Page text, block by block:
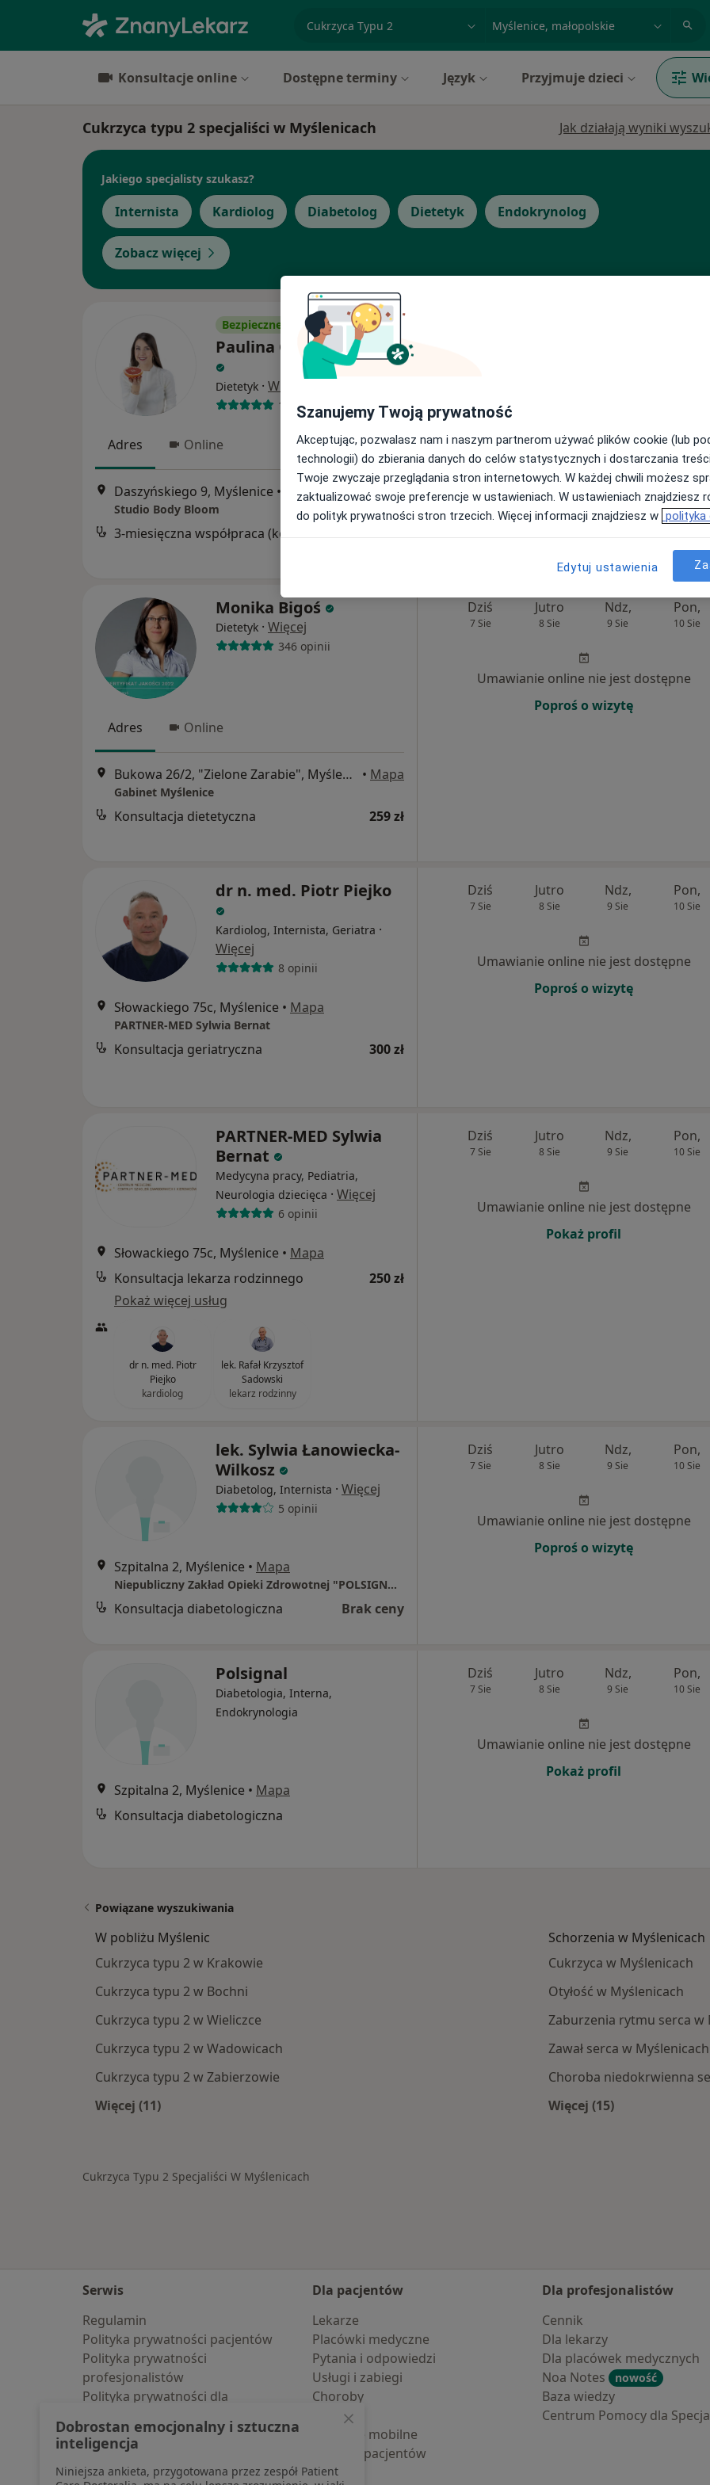
specjalizacja, badanie lub nazwiskomiasto lub dzielnica
Konsultacje online Dostępne terminy Język Przyjmuje dzieci
Cukrzyca typu 2 specjaliści w Myślenicach Jak działają wyniki
Jakiego specjalisty szukasz?
Internista Kardiolog Diabetolog Dietetyk Endokrynolog
Zobacz więcej
Bezpieczne płatności
Paulina Guzik-Krzystek
Dietetyk · Więcej
177 opinii
Adres Online
Daszyńskiego 9, Myślenice • Mapa
Studio Body Bloom
Monika Bigoś
Dietetyk · Więcej
346 opinii
Adres Online
Bukowa 26/2, "Zielone Zarabie", Myślenice • Mapa
Gabinet Myślenice
Konsultacja dietetyczna 259 zł
Dziś
7 Sie
Jutro
8 Sie
Ndz,
9 Sie
Pon,
10 Sie
Umawianie online nie jest dostępne
Poproś o wizytę
dr n. med. Piotr Piejko
Kardiolog, Internista, Geriatra ·
Więcej
8 opinii
Słowackiego 75c, Myślenice • Mapa
PARTNER-MED Sylwia Bernat
Konsultacja geriatryczna 300 zł
Dziś
7 Sie
Jutro
8 Sie
Ndz,
9 Sie
Pon,
10 Sie
Umawianie online nie jest dostępne
Poproś o wizytę
PARTNER-MED Sylwia
Bernat
Medycyna pracy, Pediatria,
Neurologia dziecięca · Więcej
6 opinii
Słowackiego 75c, Myślenice • Mapa
Konsultacja lekarza rodzinnego
250 zł
Pokaż więcej usług
dr n. med. Piotr
Piejko
kardiolog
lek. Rafał Krzysztof
Sadowski
lekarz rodzinny
Dziś
7 Sie
Jutro
8 Sie
Ndz,
9 Sie
Pon,
10 Sie
Umawianie online nie jest dostępne
Pokaż profil
lek. Sylwia Łanowiecka-
Wilkosz
Diabetolog, Internista · Więcej
5 opinii
Szpitalna 2, Myślenice • Mapa
Niepubliczny Zakład Opieki Zdrowotnej "POLSIGNAL"
Konsultacja diabetologiczna Brak ceny
Dziś
7 Sie
Jutro
8 Sie
Ndz,
9 Sie
Pon,
10 Sie
Umawianie online nie jest dostępne
Poproś o wizytę
Polsignal
Diabetologia, Interna,
Endokrynologia
Szpitalna 2, Myślenice • Mapa
Konsultacja diabetologiczna
Dziś
7 Sie
Jutro
8 Sie
Ndz,
9 Sie
Pon,
10 Sie
Umawianie online nie jest dostępne
Pokaż profil
Powiązane wyszukiwania
W pobliżu Myślenic
Cukrzyca typu 2 w Krakowie
Cukrzyca typu 2 w Bochni
Cukrzyca typu 2 w Wieliczce
Cukrzyca typu 2 w Wadowicach
Cukrzyca typu 2 w Zabierzowie
Więcej (11)
Schorzenia w Myślenicach
Cukrzyca w Myślenicach
Otyłość w Myślenicach
Zaburzenia rytmu serca w
Zawał serca w Myślenicach
Choroba niedokrwienna
Więcej (15)
Cukrzyca Typu 2 Specjaliści W Myślenicach
Serwis
Regulamin
Polityka prywatności pacjentów
Polityka prywatności
profesjonalistów
Polityka prywatności dla
pozyskaliśmy samodzielnie
Polityka cookies
Jak działają wyniki wyszukiwania
Dla pacjentów
Lekarze
Placówki medyczne
Pytania i odpowiedzi
Usługi i zabiegi
Choroby
Pomoc
Aplikacje mobilne
Blog dla pacjentów
Dla profesjonalistów
Cennik
Dla lekarzy
Dla placówek medycznych
Noa Notes
nowość
Baza wiedzy
Centrum Pomocy dla
Szanujemy Twoją prywatność
Akceptując, pozwalasz nam i naszym partnerom używać plików cookie (lub
technologii) do zbierania danych do celów statystycznych i dostarczania
Twoje zwyczaje przeglądania stron internetowych. W każdej chwili możesz
zaktualizować swoje preferencje w ustawieniach. W ustawieniach znajdziesz
do polityk prywatności stron trzecich. Więcej informacji znajdziesz w polityka
Edytuj ustawienia
Dobrostan emocjonalny i sztuczna
inteligencja
Niniejsza ankieta, przygotowana przez zespół Patient